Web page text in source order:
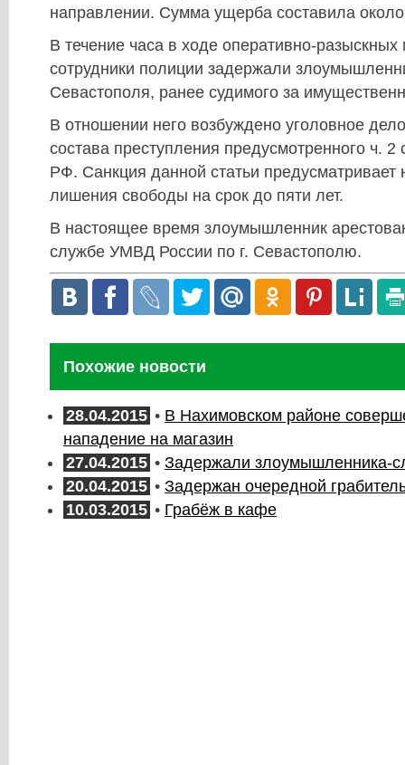
направлении. Сумма ущерба составила
В течение часа в ходе оперативно-разыскных
сотрудники полиции задержали
Севастополя, ранее судимого за
В отношении него возбуждено уголовное
состава преступления предусмотренного ч. 2
РФ. Санкция данной статьи предусматривает
лишения свободы на срок до пяти лет.
В настоящее время злоумышленник
службе УМВД России по г. Севастополю.
Похожие новости
28.04.2015 • В Нахимовском районе
нападение на магазин
27.04.2015 • Задержали злоумышленника-
20.04.2015 • Задержан очередной
10.03.2015 • Грабёж в кафе